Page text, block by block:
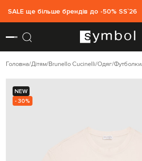
SALE ще більше брендів до -50% SS`26
Головна Дітям Brunello Cucinelli Одяг Футболки
NEW
- 30%